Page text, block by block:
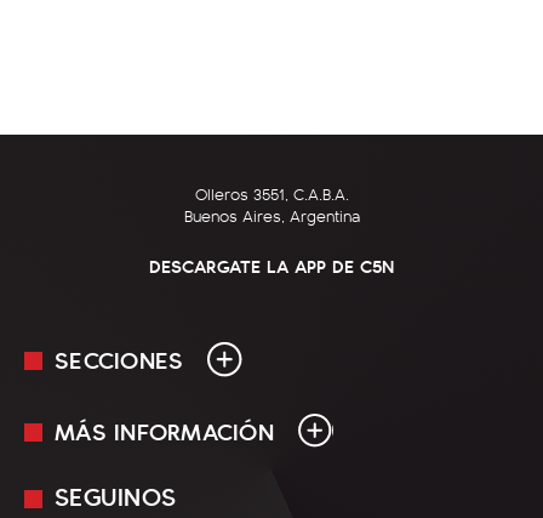
Olleros 3551, C.A.B.A.
Buenos Aires, Argentina
DESCARGATE LA APP DE C5N
SECCIONES
En Vivo
MÁS INFORMACIÓN
Mediakit
SEGUINOS